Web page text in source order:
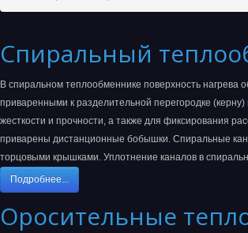
Спиральный
В спиральном теплообменнике поверхность нагрева
приваренными к разделительной перегородке
жесткости и прочности, а также для фиксирования
приварены дистанционные бобышки. Спиральные
торцовыми крышками. Уплотнение каналов в
Подробнее...
Оросительные